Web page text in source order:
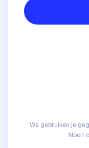
We gebruiken je
Nooit